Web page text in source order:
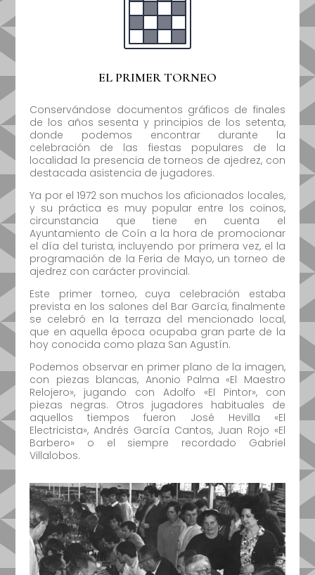
EL PRIMER TORNEO
Conservándose documentos gráficos de finales
de los años sesenta y principios de los setenta,
donde podemos encontrar durante la
celebración de las fiestas populares de la
localidad la presencia de torneos de ajedrez, con
destacada asistencia de jugadores.
Ya por el 1972 son muchos los aficionados locales,
y su práctica es muy popular entre los coinos,
circunstancia que tiene en cuenta el
Ayuntamiento de Coín a la hora de promocionar
el día del turista, incluyendo por primera vez, el la
programación de la Feria de Mayo, un torneo de
ajedrez con carácter provincial.
Este primer torneo, cuya celebración estaba
prevista en los salones del Bar García, finalmente
se celebró en la terraza del mencionado local,
que en aquella época ocupaba gran parte de la
hoy conocida como plaza San Agustín.
Podemos observar en primer plano de la imagen,
con piezas blancas, Anonio Palma «El Maestro
Relojero», jugando con Adolfo «El Pintor», con
piezas negras. Otros jugadores habituales de
aquellos tiempos fueron José Hevilla «El
Electricista», Andrés García Cantos, Juan Rojo «El
Barbero» o el siempre recordado Gabriel
Villalobos.